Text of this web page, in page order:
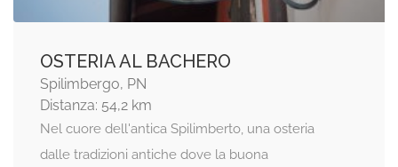
OSTERIA AL BACHERO
Spilimbergo, PN
Distanza: 54,2 km
Nel cuore dell'antica Spilimberto, una osteria
dalle tradizioni antiche dove la buona